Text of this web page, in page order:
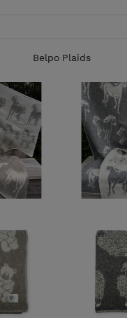
Belpo Plaids